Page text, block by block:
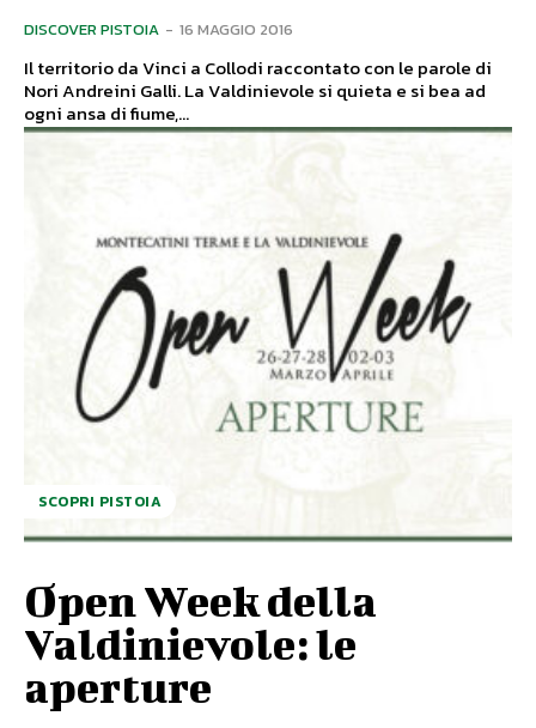
DISCOVER PISTOIA - 16 MAGGIO 2016
Il territorio da Vinci a Collodi raccontato con le parole di
Nori Andreini Galli. La Valdinievole si quieta e si bea ad
ogni ansa di fiume,...
SCOPRI PISTOIA
Open Week della
Valdinievole: le
aperture